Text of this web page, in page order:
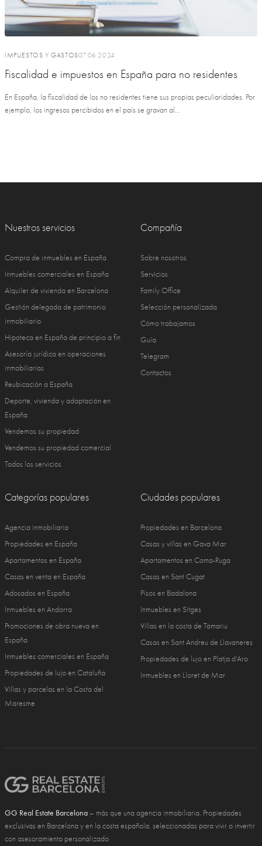
IMPUESTOS Y GASTOS07.06.2024
Fiscalidad e impuestos en España para no residentes
En España, la fiscalidad de los no residentes tiene sus propias peculiaridades. Por
ejemplo, los ingresos percibidos en el país se gravan al...
Nuestros servicios
Compra de inmuebles en España
Inmuebles comerciales en España
Alquiler de vivienda en Barcelona
Gestión delegada de patrimonio
inmobiliario
Hipoteca en España de principio a fin
Asesoría jurídica en operaciones
inmobiliarias
Reubicación a España
Deporte, vivienda y adaptación en
España
Vendemos su propiedad
Vendemos su propiedad comercial
Todos los servicios
Compañía
Sobre nosotros
Servicios
Family Office
Selección personalizada
Cómo trabajamos
Guía
Telegram
Contactos
Categorías populares
Agencia inmobiliaria
Propiedades en España
Apartamentos en España
Casas en venta en España
Adosados en España
Inmuebles en Andorra
Promociones de obra nueva en
España
Inmuebles comerciales en España
Propiedades de lujo en Cataluña
Villas y parcelas en la Costa del
Maresme
Ciudades populares
Propiedades en Barcelona
Casas y villas en Gava Mar
Apartamentos en Coma-Ruga
Casas en Sant Cugat
Pisos en Badalona
Inmuebles en Sitges
Villas en la costa de Tamariu
Casas en Sant Andreu de Llavaneres
Propiedades de lujo en Platja d'Aro
Inmuebles en Lloret de Mar
GG Real Estate Barcelona – más que una agencia inmobiliaria. Propiedades
exclusivas en Barcelona y en la costa española, seleccionadas para vivir o invertir
con asesoramiento personalizado